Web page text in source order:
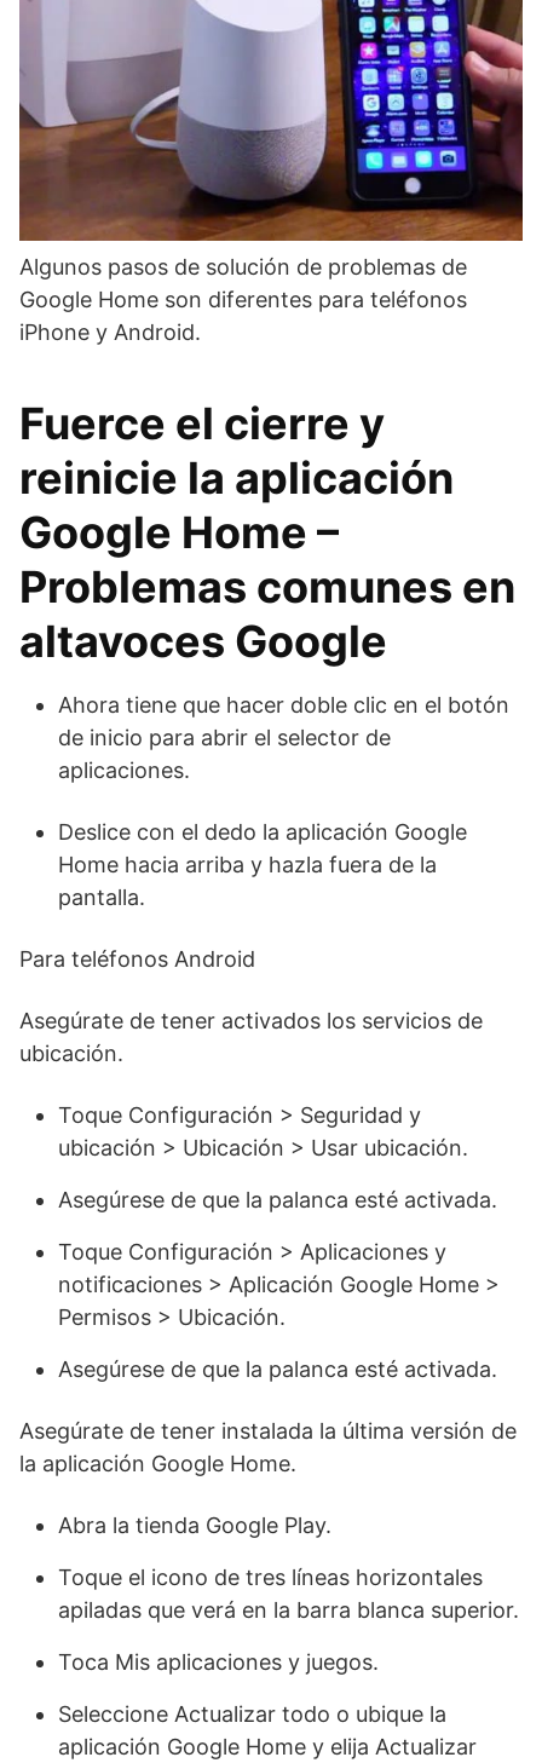
Algunos pasos de solución de problemas de
Google Home son diferentes para teléfonos
iPhone y Android.
Fuerce el cierre y
reinicie la aplicación
Google Home –
Problemas comunes en
altavoces Google
Ahora tiene que hacer doble clic en el botón
de inicio para abrir el selector de
aplicaciones.
Deslice con el dedo la aplicación Google
Home hacia arriba y hazla fuera de la
pantalla.
Para teléfonos Android
Asegúrate de tener activados los servicios de
ubicación.
Toque Configuración > Seguridad y
ubicación > Ubicación > Usar ubicación.
Asegúrese de que la palanca esté activada.
Toque Configuración > Aplicaciones y
notificaciones > Aplicación Google Home >
Permisos > Ubicación.
Asegúrese de que la palanca esté activada.
Asegúrate de tener instalada la última versión de
la aplicación Google Home.
Abra la tienda Google Play.
Toque el icono de tres líneas horizontales
apiladas que verá en la barra blanca superior.
Toca Mis aplicaciones y juegos.
Seleccione Actualizar todo o ubique la
aplicación Google Home y elija Actualizar